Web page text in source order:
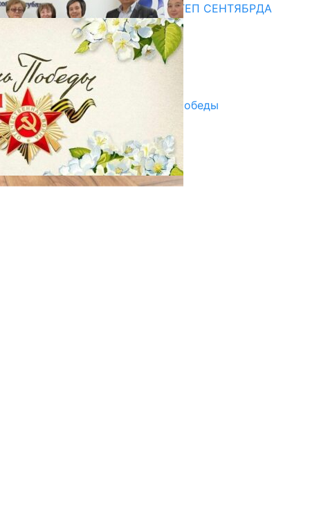
СУЗАКТА 750 ОРУНДУУ МЕКТЕП СЕНТЯБРДА
ПАЙДАЛАНУУГА БЕРИЛЕТ
07.08.2025
Улуу Жеңиштин жандуу сөзү
29.04.2025
Награды в преддверии Дня Победы
29.04.2025